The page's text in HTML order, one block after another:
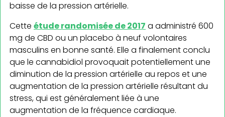
baisse de la pression artérielle.
Cette étude randomisée de 2017 a administré 600
mg de CBD ou un placebo à neuf volontaires
masculins en bonne santé. Elle a finalement conclu
que le cannabidiol provoquait potentiellement une
diminution de la pression artérielle au repos et une
augmentation de la pression artérielle résultant du
stress, qui est généralement liée à une
augmentation de la fréquence cardiaque.